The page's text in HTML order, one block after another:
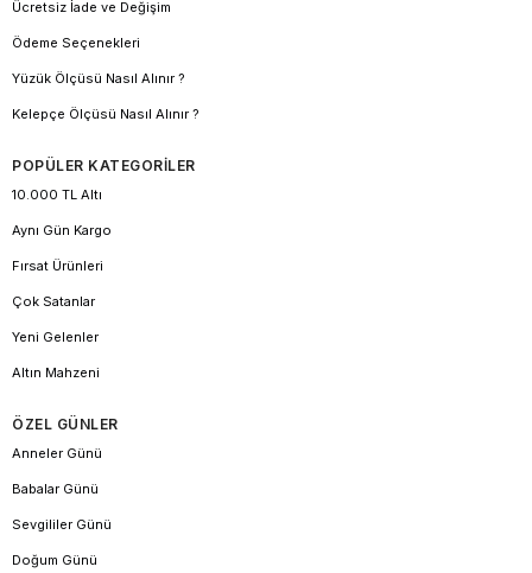
Ücretsiz İade ve Değişim
Ödeme Seçenekleri
Yüzük Ölçüsü Nasıl Alınır ?
Kelepçe Ölçüsü Nasıl Alınır ?
POPÜLER KATEGORİLER
10.000 TL Altı
Aynı Gün Kargo
Fırsat Ürünleri
Çok Satanlar
Yeni Gelenler
Altın Mahzeni
ÖZEL GÜNLER
Anneler Günü
Babalar Günü
Sevgililer Günü
Doğum Günü